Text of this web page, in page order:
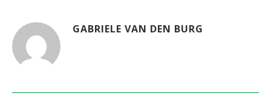
GABRIELE VAN DEN BURG